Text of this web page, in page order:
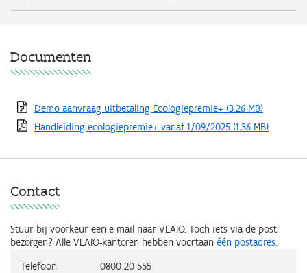
Documenten
Demo aanvraag uitbetaling Ecologiepremie+ (3.26 MB)
Handleiding ecologiepremie+ vanaf 1/09/2025 (1.36 MB)
Contact
Stuur bij voorkeur een e-mail naar VLAIO. Toch iets via de post
bezorgen? Alle VLAIO-kantoren hebben voortaan één postadres.
Telefoon
0800 20 555